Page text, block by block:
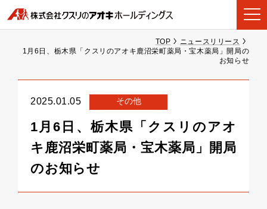
TOP
ニュースリリース
1月6日、栃木県「クスリのアオキ鹿沼栄町薬局・宝木薬局」開局の
お知らせ
2025.01.05 その他
1月6日、栃木県「クスリのアオ
キ鹿沼栄町薬局・宝木薬局」開局
のお知らせ